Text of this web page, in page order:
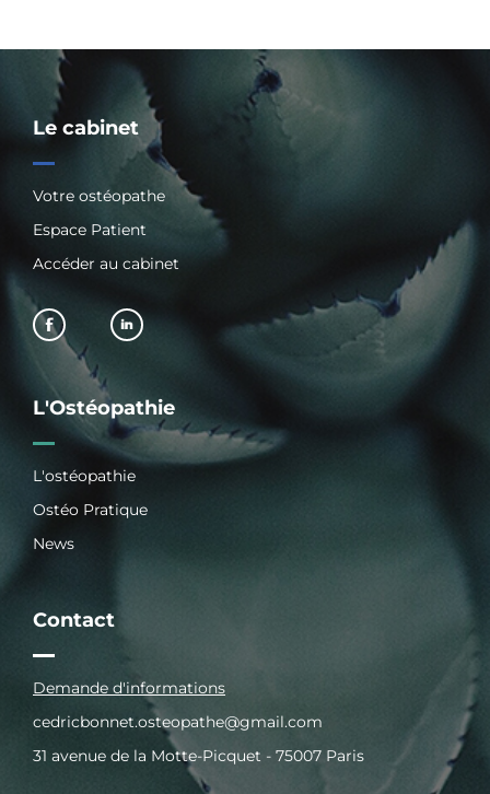
Le cabinet
Votre ostéopathe
Espace Patient
Accéder au cabinet
L'Ostéopathie
L'ostéopathie
Ostéo Pratique
News
Contact
Demande d'informations
cedricbonnet.osteopathe@gmail.com
31 avenue de la Motte-Picquet - 75007 Paris